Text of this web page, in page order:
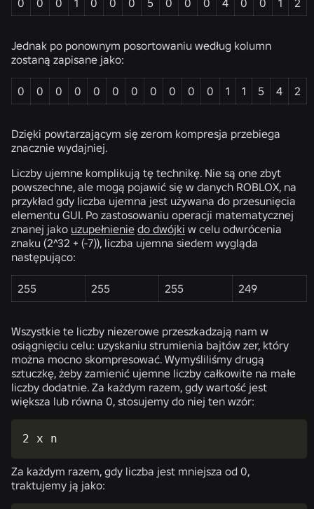
Jednak po ponownym posortowaniu według kolumn
zostaną zapisane jako:
0 0 0 0 0 0 0 0 0 0 0 1 1 5 4 2
Dzięki powtarzającym się zerom kompresja przebiega
znacznie wydajniej.
Liczby ujemne komplikują tę technikę. Nie są one zbyt
powszechne, ale mogą pojawić się w danych ROBLOX, na
przykład gdy liczba ujemna jest używana do przesunięcia
elementu GUI. Po zastosowaniu operacji matematycznej
znanej jako uzupełnienie do dwójki w celu odwrócenia
znaku (2^32 + (-7)), liczba ujemna siedem wygląda
następująco:
255 255 255 249
Wszystkie te liczby niezerowe przeszkadzają nam w
osiągnięciu celu: uzyskaniu strumienia bajtów zer, który
można mocno skompresować. Wymyśliliśmy drugą
sztuczkę, żeby zamienić ujemne liczby całkowite na małe
liczby dodatnie. Za każdym razem, gdy wartość jest
większa lub równa 0, stosujemy do niej ten wzór:
2 x n
Za każdym razem, gdy liczba jest mniejsza od 0,
traktujemy ją jako: